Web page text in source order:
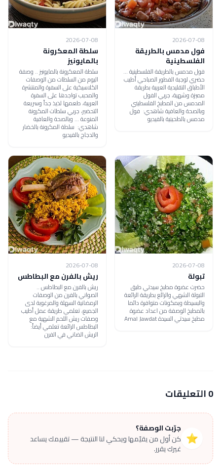
2026-07-08
فول مدمس بالطريقة
الفلسطينية
فول مدمس بالطريقة الفلسطينية ...
حضري لوجبة الفطور الصباحي أطيب
الأطباق التقليدية العربية بطريقة
مميزة وشهية، جربي الفول
المدمس من المطبخ الفلسطيني
وبالصحة والعافية شاهدي: فول
مدمس بالطحينية بالفيديو
2026-07-08
سلطة المعكرونة
بالمايونيز
سلطة المعكرونة بالمايونيز .. وصفة
اليوم من السلطات من الوصفات
الكلاسيكية على السفرة والمنتشرة
والمحبب تواجدها على السفرة
العربية، طعمها لذيذ جداً وسريعة
التحضير، جربي سلطات المكرونة
المنوعة ... وبالصحة والعافية
شاهدي: سلطة المكرونة بالخضار
والدجاج بالفيديو
2026-07-08
تبولة
حضرت عضوة مطبخ سيدتي طبق
التبولة الشهي والرائع بطريقة الرائعة
والبسيطة وبمكونات متوافرة دائما
بالمطبخ الوصفة من اعداد عضوة
مطبخ سيدتي السيدة Amal Jawdat
2026-07-08
ريش بالفرن مع البطاطس
ريش بالفرن مع البطاطس ..
الصواني بالفرن من الوصفات
الرمضانية السهلة والمرغوبة لدى
الجميع، تعلمي طريقة عمل أطيب
وصفات ريش اللحم الشهية مع
البطاطس الرائعة تعلمي أيضاً:
الريش الضاني في الفرن
0 التعليقات
⭐
جرّبت الوصفة؟
كن أول من يقيّمها ويحكي لنا النتيجة — تقييمك يساعد
غيرك يقرر.